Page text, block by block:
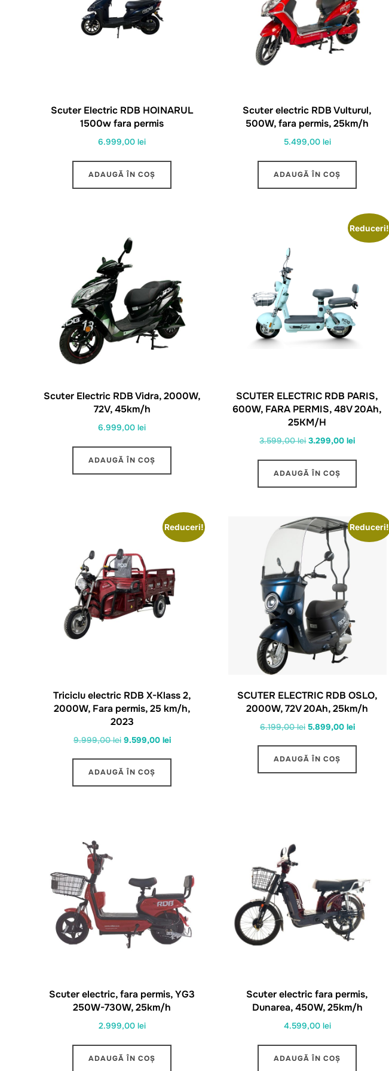
Scuter Electric RDB HOINARUL
1500w fara permis
6.999,00lei
ADAUGĂ ÎN COȘ
Scuter electric RDB Vulturul,
500W, fara permis, 25km/h
5.499,00 lei
ADAUGĂ ÎN COȘ
Scuter Electric RDB Vidra, 2000W,
72V, 45km/h
6.999,00lei
ADAUGĂ ÎN COȘ
Reduceri!
SCUTER ELECTRIC RDB PARIS,
600W, FARA PERMIS, 48V 20Ah,
25KM/H
3.599,00lei Prețul
a
3.299,00leiPrețul
ADAUGĂ ÎN COȘ
Reduceri!
Triciclu electric RDB X-Klass 2,
2000W, Fara permis, 25 km/h,
2023
9.999,00lei Prețul
a
9.599,00 leiPrețul
ADAUGĂ ÎN COȘ
Reduceri!
SCUTER ELECTRIC RDB OSLO,
2000W, 72V 20Ah, 25km/h
6.199,00lei Prețul
a
5.899,00 leiPrețul
ADAUGĂ ÎN COȘ
Scuter electric, fara permis, YG3
250W-730W, 25km/h
2.999,00 lei
ADAUGĂ ÎN COȘ
Scuter electric fara permis,
Dunarea, 450W, 25km/h
4.599,00 lei
ADAUGĂ ÎN COȘ